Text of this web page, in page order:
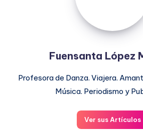
Fuensanta López
Profesora de Danza. Viajera.
Música. Periodismo y
Ver sus Artículos